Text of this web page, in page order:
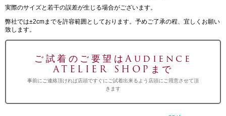
実際のサイズと若干の誤差が生じる場合がございます。
弊社では±2cmまでを許容範囲としております。予めご了承の程、宜しくお願い
致します。
ご試着のご要望はAudience
ATELIER SHOPまで
事前にご連絡頂ければ店頭ですぐにご試着出来るよう店頭にご用意させて頂
きます